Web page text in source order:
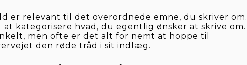
er relevant til det overordnede emne, du skriver om.
kategorisere hvad, du egentlig ønsker at skrive om.
men ofte er det alt for nemt at hoppe til
den røde tråd i sit indlæg.